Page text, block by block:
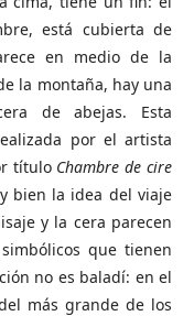
está cubierta de
en medio de la
la montaña, hay una
de abejas. Esta
por el artista
título Chambre de cire
bien la idea del viaje
y la cera parecen
que tienen
no es baladí: en el
más grande de los